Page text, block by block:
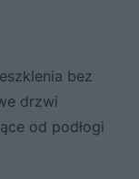
bez
drzwi
od podłogi